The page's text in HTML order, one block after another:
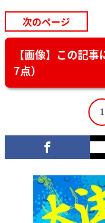
次のページ
【画像】この記
7点）
1